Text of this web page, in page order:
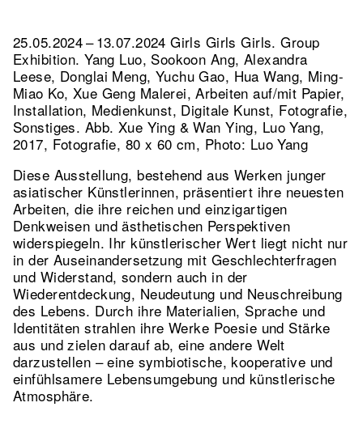
25.05.2024 – 13.07.2024 Girls Girls Girls. Group
Exhibition. Yang Luo, Sookoon Ang, Alexandra
Leese, Donglai Meng, Yuchu Gao, Hua Wang, Ming-
Miao Ko, Xue Geng Malerei, Arbeiten auf/mit Papier,
Installation, Medienkunst, Digitale Kunst, Fotografie,
Sonstiges. Abb. Xue Ying & Wan Ying, Luo Yang,
2017, Fotografie, 80 x 60 cm, Photo: Luo Yang
Diese Ausstellung, bestehend aus Werken junger
asiatischer Künstlerinnen, präsentiert ihre neuesten
Arbeiten, die ihre reichen und einzigartigen
Denkweisen und ästhetischen Perspektiven
widerspiegeln. Ihr künstlerischer Wert liegt nicht nur
in der Auseinandersetzung mit Geschlechterfragen
und Widerstand, sondern auch in der
Wiederentdeckung, Neudeutung und Neuschreibung
des Lebens. Durch ihre Materialien, Sprache und
Identitäten strahlen ihre Werke Poesie und Stärke
aus und zielen darauf ab, eine andere Welt
darzustellen – eine symbiotische, kooperative und
einfühlsamere Lebensumgebung und künstlerische
Atmosphäre.